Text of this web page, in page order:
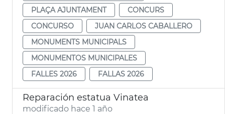
PLAÇA AJUNTAMENT
CONCURS
CONCURSO
JUAN CARLOS CABALLERO
MONUMENTS MUNICIPALS
MONUMENTOS MUNICIPALES
FALLES 2026
FALLAS 2026
Reparación estatua Vinatea
modificado hace 1 año